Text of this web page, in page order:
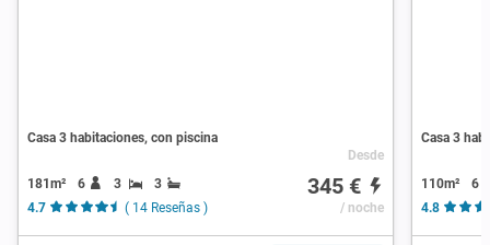
Casa 3 habitaciones, con piscina
181m² 6 3
3
4.7
( 14 Reseñas )
Desde
345 €
/ noche
Casa 3
110m²
6
4.8